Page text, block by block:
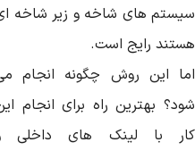
های شاخه و زیر شاخه ای
رایج است.
این روش چگونه انجام می
بهترین راه برای انجام این
با لینک های داخلی و